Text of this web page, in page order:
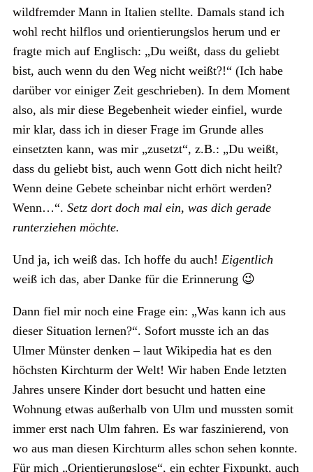
wildfremder Mann in Italien stellte. Damals stand ich
wohl recht hilflos und orientierungslos herum und er
fragte mich auf Englisch: „Du weißt, dass du geliebt
bist, auch wenn du den Weg nicht weißt?!“ (Ich habe
darüber vor einiger Zeit geschrieben). In dem Moment
also, als mir diese Begebenheit wieder einfiel, wurde
mir klar, dass ich in dieser Frage im Grunde alles
einsetzten kann, was mir „zusetzt“, z.B.: „Du weißt,
dass du geliebt bist, auch wenn Gott dich nicht heilt?
Wenn deine Gebete scheinbar nicht erhört werden?
Wenn…“. Setz dort doch mal ein, was dich gerade
runterziehen möchte.
Und ja, ich weiß das. Ich hoffe du auch! Eigentlich
weiß ich das, aber Danke für die Erinnerung 😉
Dann fiel mir noch eine Frage ein: „Was kann ich aus
dieser Situation lernen?“. Sofort musste ich an das
Ulmer Münster denken – laut Wikipedia hat es den
höchsten Kirchturm der Welt! Wir haben Ende letzten
Jahres unsere Kinder dort besucht und hatten eine
Wohnung etwas außerhalb von Ulm und mussten somit
immer erst nach Ulm fahren. Es war faszinierend, von
wo aus man diesen Kirchturm alles schon sehen konnte.
Für mich „Orientierungslose“, ein echter Fixpunkt, auch